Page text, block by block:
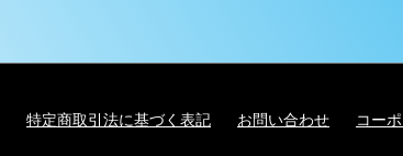
特定商取引法に基づく表記 お問い合わせ コー